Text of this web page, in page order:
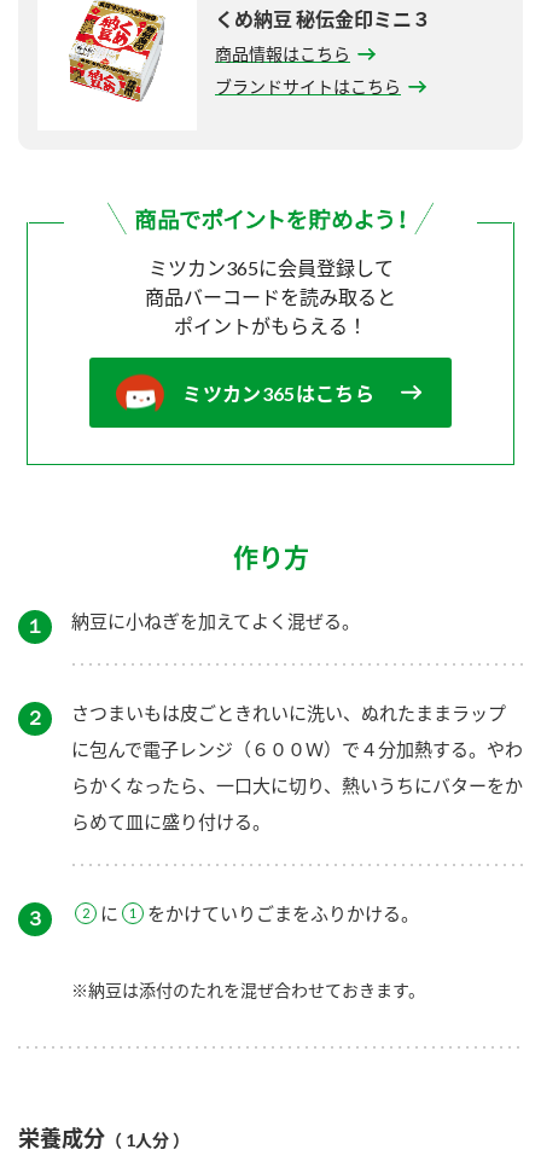
くめ納豆 秘伝金印ミニ３
商品情報はこちら
ブランドサイトはこちら
ミツカン365に会員登録して
商品バーコードを読み取ると
ポイントがもらえる！
ミツカン365はこちら
作り方
１ 納豆に小ねぎを加えてよく混ぜる。
２
さつまいもは皮ごときれいに洗い、ぬれたままラップ
に包んで電子レンジ（６００Ｗ）で４分加熱する。やわ
らかくなったら、一口大に切り、熱いうちにバターをか
らめて皿に盛り付ける。
３ に をかけていりごまをふりかける。
※納豆は添付のたれを混ぜ合わせておきます。
栄養成分 （ 1人分 ）